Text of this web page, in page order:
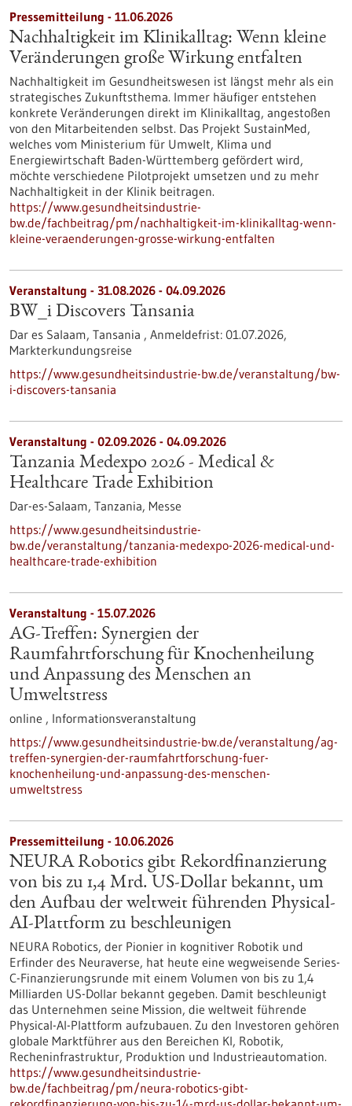
Pressemitteilung - 11.06.2026
Nachhaltigkeit im Klinikalltag: Wenn kleine
Veränderungen große Wirkung entfalten
Nachhaltigkeit im Gesundheitswesen ist längst mehr als ein
strategisches Zukunftsthema. Immer häufiger entstehen
konkrete Veränderungen direkt im Klinikalltag, angestoßen
von den Mitarbeitenden selbst. Das Projekt SustainMed,
welches vom Ministerium für Umwelt, Klima und
Energiewirtschaft Baden-Württemberg gefördert wird,
möchte verschiedene Pilotprojekt umsetzen und zu mehr
Nachhaltigkeit in der Klinik beitragen.
https://www.gesundheitsindustrie-
bw.de/fachbeitrag/pm/nachhaltigkeit-im-klinikalltag-wenn-
kleine-veraenderungen-grosse-wirkung-entfalten
Veranstaltung - 31.08.2026 - 04.09.2026
BW_i Discovers Tansania
Dar es Salaam, Tansania , Anmeldefrist: 01.07.2026,
Markterkundungsreise
https://www.gesundheitsindustrie-bw.de/veranstaltung/bw-
i-discovers-tansania
Veranstaltung - 02.09.2026 - 04.09.2026
Tanzania Medexpo 2026 - Medical &
Healthcare Trade Exhibition
Dar-es-Salaam, Tanzania, Messe
https://www.gesundheitsindustrie-
bw.de/veranstaltung/tanzania-medexpo-2026-medical-und-
healthcare-trade-exhibition
Veranstaltung - 15.07.2026
AG-Treffen: Synergien der
Raumfahrtforschung für Knochenheilung
und Anpassung des Menschen an
Umweltstress
online , Informationsveranstaltung
https://www.gesundheitsindustrie-bw.de/veranstaltung/ag-
treffen-synergien-der-raumfahrtforschung-fuer-
knochenheilung-und-anpassung-des-menschen-
umweltstress
Pressemitteilung - 10.06.2026
NEURA Robotics gibt Rekordfinanzierung
von bis zu 1,4 Mrd. US-Dollar bekannt, um
den Aufbau der weltweit führenden Physical-
AI-Plattform zu beschleunigen
NEURA Robotics, der Pionier in kognitiver Robotik und
Erfinder des Neuraverse, hat heute eine wegweisende Series-
C-Finanzierungsrunde mit einem Volumen von bis zu 1,4
Milliarden US-Dollar bekannt gegeben. Damit beschleunigt
das Unternehmen seine Mission, die weltweit führende
Physical-AI-Plattform aufzubauen. Zu den Investoren gehören
globale Marktführer aus den Bereichen KI, Robotik,
Recheninfrastruktur, Produktion und Industrieautomation.
https://www.gesundheitsindustrie-
bw.de/fachbeitrag/pm/neura-robotics-gibt-